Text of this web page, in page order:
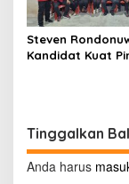
Steven
Kandidat Kuat
Tinggalkan
Anda harus